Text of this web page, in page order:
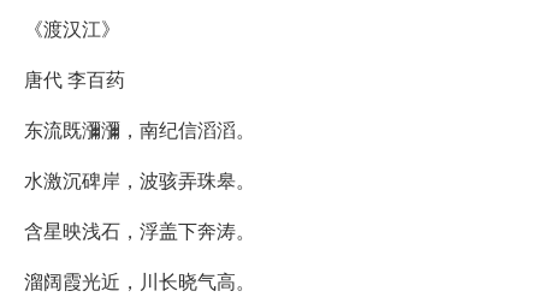
《渡汉江》
唐代 李百药
东流既瀰瀰，南纪信滔滔。
水激沉碑岸，波骇弄珠皋。
含星映浅石，浮盖下奔涛。
溜阔霞光近，川长晓气高。